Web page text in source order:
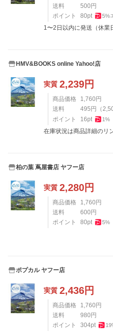
送料
500円
ポイント
80pt 5%
1〜2日以内に発送（休業
HMV&BOOKS online Yahoo!店
実質 2,239円
商品価格 1,760円
送料
495円 （
ポイント
16pt 1%
在庫状況は商品詳細のリ
柏の葉 蔦屋書店 ヤフー店
実質 2,280円
商品価格 1,760円
送料
600円
ポイント
80pt 5%
ポプカル ヤフー店
実質 2,436円
商品価格 1,760円
送料
980円
ポイント
304pt 19